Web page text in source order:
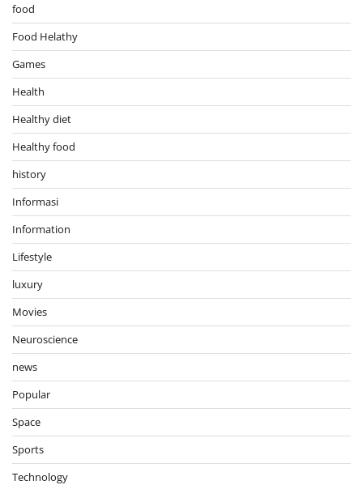
food
Food Helathy
Games
Health
Healthy diet
Healthy food
history
Informasi
Information
Lifestyle
luxury
Movies
Neuroscience
news
Popular
Space
Sports
Technology